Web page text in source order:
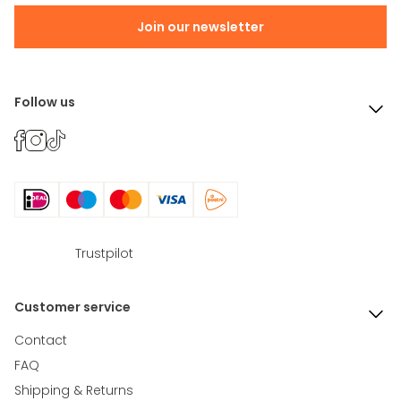
Join our newsletter
Follow us
Trustpilot
Customer service
Contact
FAQ
Shipping & Returns